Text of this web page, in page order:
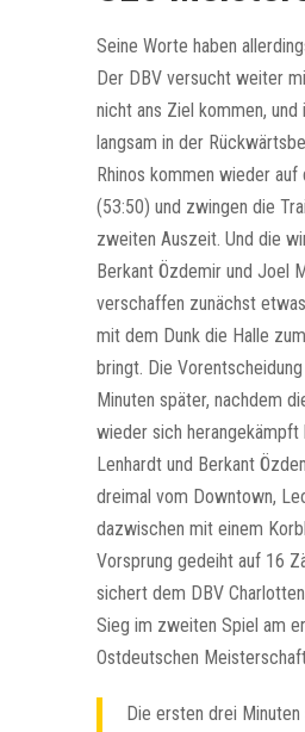
Seine Worte haben
Der DBV versucht weiter
nicht ans Ziel kommen, und
langsam in der
Rhinos kommen wieder auf
(53:50) und zwingen die
zweiten Auszeit. Und die
Berkant Özdemir und Joel
verschaffen zunächst
mit dem Dunk die Halle
bringt. Die
Minuten später, nachdem
wieder sich herangekämpft
Lenhardt und Berkant
dreimal vom Downtown,
dazwischen mit einem
Vorsprung gedeiht auf 16
sichert dem DBV
Sieg im zweiten Spiel am
Ostdeutschen
Die ersten drei Minuten